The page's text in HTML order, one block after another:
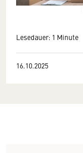
Lesedauer: 1 Minute
16.10.2025